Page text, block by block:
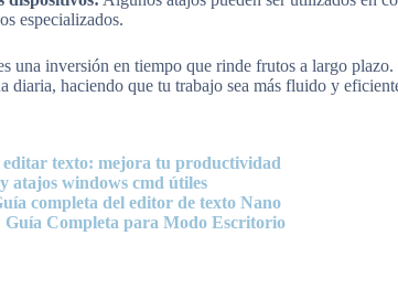
especializados.
una inversión en tiempo que rinde frutos a largo plazo.
diaria, haciendo que tu trabajo sea más fluido y
editar texto: mejora tu productividad
atajos windows cmd útiles
completa del editor de texto Nano
Guía Completa para Modo Escritorio